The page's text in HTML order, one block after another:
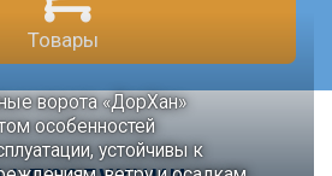
Товары
ворота «ДорХан»
особенностей
устойчивы к